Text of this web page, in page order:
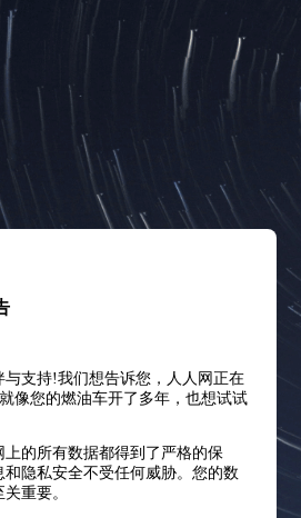
与支持!我们想告诉您，人人网正在
像您的燃油车开了多年，也想试试
的所有数据都得到了严格的保
隐私安全不受任何威胁。您的数
重要。